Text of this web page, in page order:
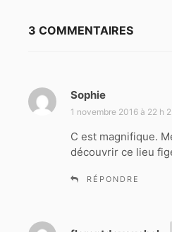
3 COMMENTAIRES
Sophie
i
:
1 novembre 2016 à 22 h
C est magnifique.
découvrir ce lieu
RÉPONDRE